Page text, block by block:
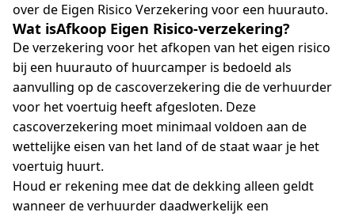
over de Eigen Risico Verzekering voor een huurauto.
Wat isAfkoop Eigen Risico-verzekering?
De verzekering voor het afkopen van het eigen risico
bij een huurauto of huurcamper is bedoeld als
aanvulling op de cascoverzekering die de verhuurder
voor het voertuig heeft afgesloten. Deze
cascoverzekering moet minimaal voldoen aan de
wettelijke eisen van het land of de staat waar je het
voertuig huurt.
Houd er rekening mee dat de dekking alleen geldt
wanneer de verhuurder daadwerkelijk een